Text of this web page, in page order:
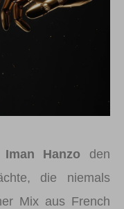
Iman Hanzo den
die niemals
Mix aus French